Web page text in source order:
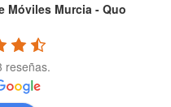
Móviles Murcia - Quo
reseñas.